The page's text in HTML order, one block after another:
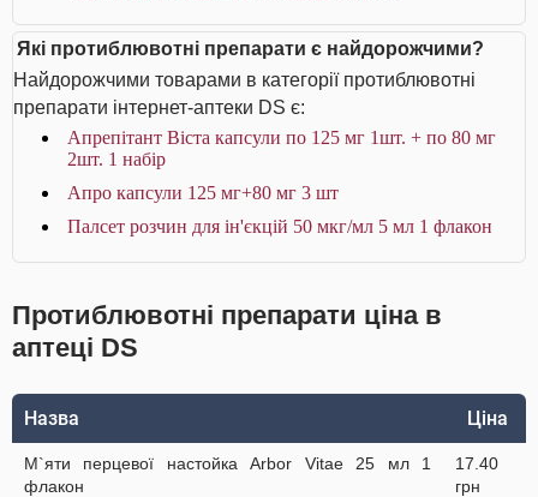
Які протиблювотні препарати є найдорожчими?
Найдорожчими товарами в категорії протиблювотні
препарати інтернет-аптеки DS є:
Апрепітант Віста капсули по 125 мг 1шт. + по 80 мг
2шт. 1 набір
Апро капсули 125 мг+80 мг 3 шт
Палсет розчин для ін'єкцій 50 мкг/мл 5 мл 1 флакон
Протиблювотні препарати ціна в
аптеці DS
Назва Ціна
М`яти перцевої настойка Arbor Vitae 25 мл 1
флакон
17.40
грн